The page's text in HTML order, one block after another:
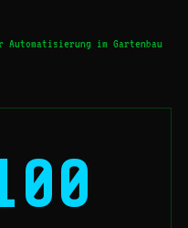
Automatisierung im Gartenbau